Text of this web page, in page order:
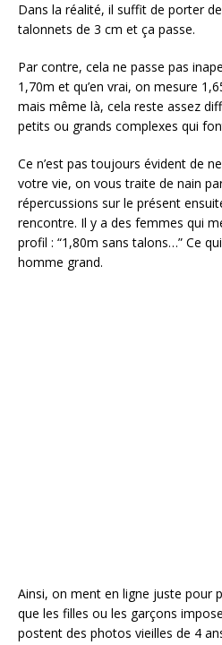
Dans la réalité, il suffit de porter
talonnets de 3 cm et ça passe.
Par contre, cela ne passe pas
1,70m et qu’en vrai, on mesure
mais même là, cela reste assez
petits ou grands complexes qui
Ce n’est pas toujours évident de
votre vie, on vous traite de nain
répercussions sur le présent
rencontre. Il y a des femmes qui
profil : “1,80m sans talons…” Ce
homme grand.
Ainsi, on ment en ligne juste pour
que les filles ou les garçons
postent des photos vieilles de 4